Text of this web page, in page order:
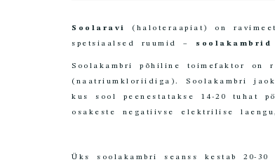
Soolaravi
(haloteraapiat) on
spetsiaalsed ruumid – soolakambrid
Soolakambri põhiline toimefaktor on
(naatriumkloriidiga). Soolakambri
kus sool peenestatakse 14-20 tuhat
osakeste negatiivse elektrilise
Üks soolakambri seanss